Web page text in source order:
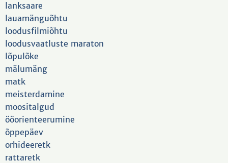
lanksaare
lauamänguõhtu
loodusfilmiõhtu
loodusvaatluste maraton
lõpulõke
mälumäng
matk
meisterdamine
moositalgud
ööorienteerumine
õppepäev
orhideeretk
rattaretk